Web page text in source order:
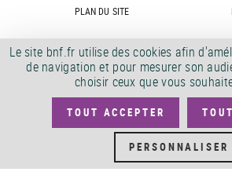
PLAN DU SITE
CONDITIONS GÉNÉRALES
D'UTILISATION
POLITIQUE
ACCESSIBILITÉ
Le site bnf.fr utilise des cookies afin
de navigation et pour mesurer son
choisir ceux que vous
TOUT ACCEPTER
PERSONNALISER